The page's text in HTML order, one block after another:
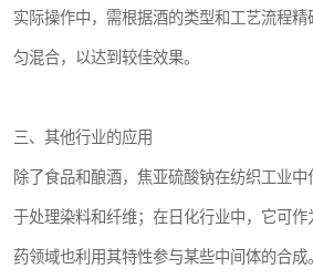
实际操作中，需根据酒的类型和工艺流程
匀混合，以达到较佳效果。
三、其他行业的应用
除了食品和酿酒，焦亚硫酸钠在纺织工业
于处理染料和纤维；在日化行业中，它可
药领域也利用其特性参与某些中间体的合成。